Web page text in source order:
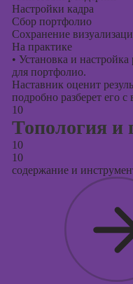
Настройки кадра
Сбор портфолио
Сохранение
На практике
• Установка и
для портфолио.
Наставник оценит
подробно разберет его с
10
Топология и
10
10
содержание и